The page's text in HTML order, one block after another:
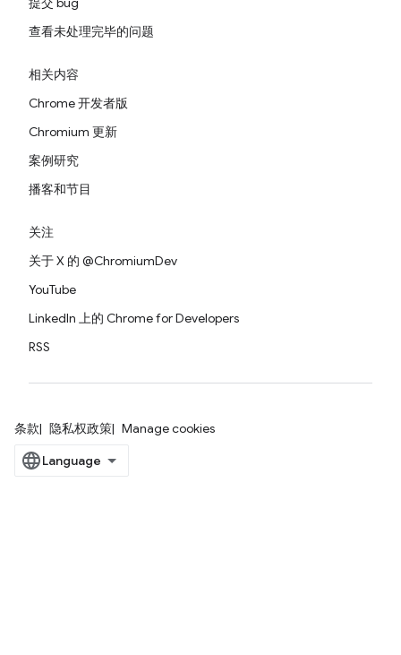
查看未处理完毕的问题
相关内容
Chrome 开发者版
Chromium 更新
案例研究
播客和节目
关注
关于 X 的 @ChromiumDev
YouTube
LinkedIn 上的 Chrome for Developers
RSS
条款 隐私权政策 Manage cookies